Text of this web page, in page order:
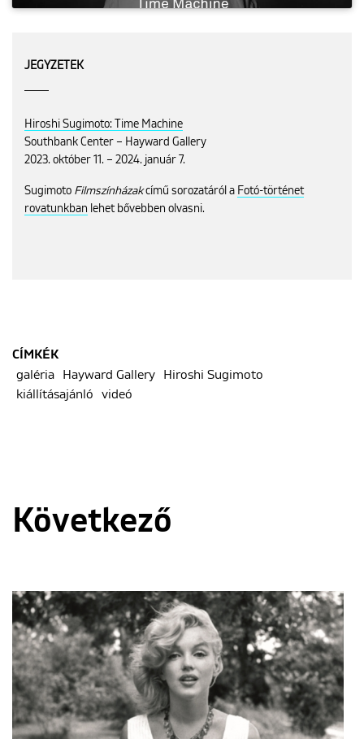
JEGYZETEK
Hiroshi Sugimoto: Time Machine
Southbank Center – Hayward Gallery
2023. október 11. – 2024. január 7.
Sugimoto Filmszínházakcímű sorozatáról a Fotó-történet
rovatunkban lehet bővebben olvasni.
CÍMKÉK
galéria
Hayward Gallery
Hiroshi Sugimoto
kiállításajánló
videó
Következő